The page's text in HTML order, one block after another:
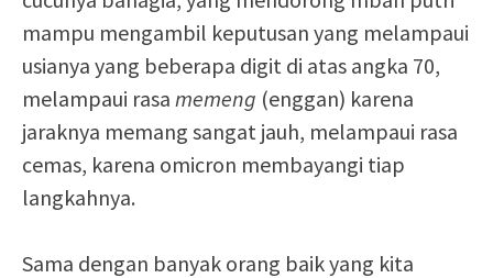
mampu mengambil keputusan yang melampaui
usianya yang beberapa digit di atas angka 70,
melampaui rasa memeng (enggan) karena
jaraknya memang sangat jauh, melampaui rasa
cemas, karena omicron membayangi tiap
langkahnya.
Sama dengan banyak orang baik yang kita